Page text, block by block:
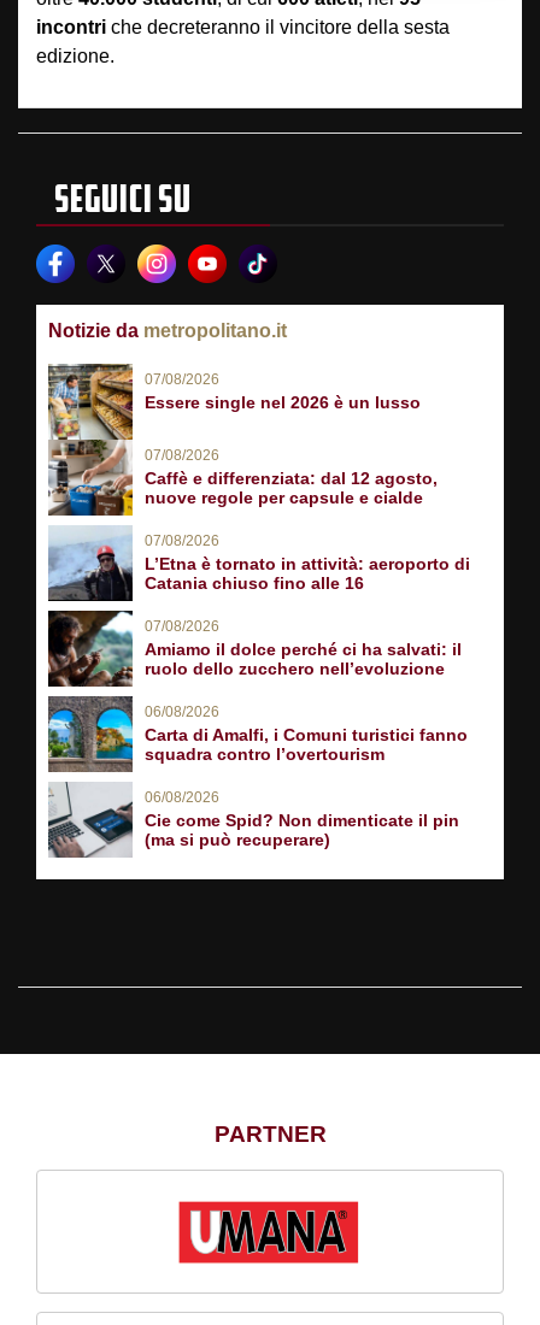
incontri che decreteranno il vincitore della sesta
edizione.
SEGUICI SU
Notizie da metropolitano.it
07/08/2026
Essere single nel 2026 è un lusso
07/08/2026
Caffè e differenziata: dal 12 agosto,
nuove regole per capsule e cialde
07/08/2026
L’Etna è tornato in attività: aeroporto di
Catania chiuso fino alle 16
07/08/2026
Amiamo il dolce perché ci ha salvati: il
ruolo dello zucchero nell’evoluzione
06/08/2026
Carta di Amalfi, i Comuni turistici fanno
squadra contro l’overtourism
06/08/2026
Cie come Spid? Non dimenticate il pin
(ma si può recuperare)
PARTNER